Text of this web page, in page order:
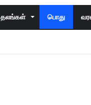
தலங்கள் பொது